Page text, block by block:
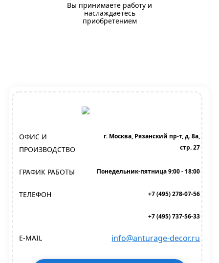
Вы принимаете работу и
наслаждаетесь
приобретением
ОФИС И
ПРОИЗВОДСТВО
г. Москва, Рязанский пр-т, д. 8а,
стр. 27
ГРАФИК РАБОТЫ Понедельник-пятница 9:00 - 18:00
ТЕЛЕФОН +7 (495) 278-07-56
+7 (495) 737-56-33
E-MAIL info@anturage-decor.ru